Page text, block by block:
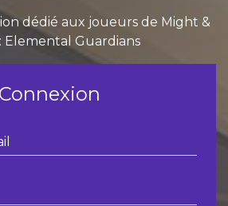
dédié aux joueurs de Might &
Elemental Guardians
Connexion